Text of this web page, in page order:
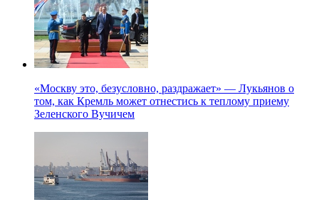
«Москву это, безусловно, раздражает» — Лукьянов о
том, как Кремль может отнестись к теплому приему
Зеленского Вучичем